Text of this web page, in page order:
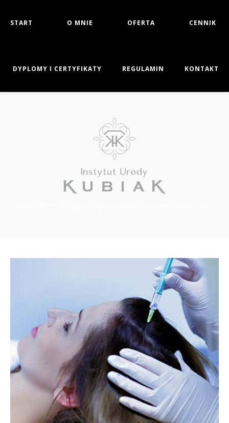
START O MNIE OFERTA CENNIK
DYPLOMY I CERTYFIKATY REGULAMIN KONTAKT